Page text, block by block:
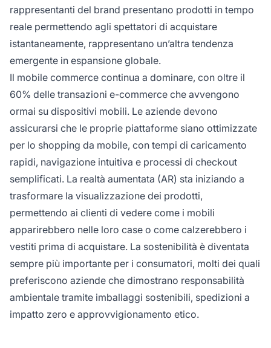
rappresentanti del brand presentano prodotti in tempo
reale permettendo agli spettatori di acquistare
istantaneamente, rappresentano un’altra tendenza
emergente in espansione globale.
Il mobile commerce continua a dominare, con oltre il
60% delle transazioni e-commerce che avvengono
ormai su dispositivi mobili. Le aziende devono
assicurarsi che le proprie piattaforme siano ottimizzate
per lo shopping da mobile, con tempi di caricamento
rapidi, navigazione intuitiva e processi di checkout
semplificati. La realtà aumentata (AR) sta iniziando a
trasformare la visualizzazione dei prodotti,
permettendo ai clienti di vedere come i mobili
apparirebbero nelle loro case o come calzerebbero i
vestiti prima di acquistare. La sostenibilità è diventata
sempre più importante per i consumatori, molti dei quali
preferiscono aziende che dimostrano responsabilità
ambientale tramite imballaggi sostenibili, spedizioni a
impatto zero e approvvigionamento etico.